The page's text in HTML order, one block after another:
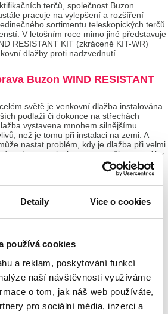
Detaily Více o cookies
používá cookies
a reklam, poskytování funkcí
naší návštěvnosti využíváme
o tom, jak náš web používáte,
pro sociální média, inzerci a
terčů, společnost Buzon
pracuje na vylepšení a rozšíření
sortimentu teleskopických terčů
V letošním roce mimo jiné představuje
RESISTANT KIT (zkráceně KIT-WR)
dlažby proti nadzvednutí.
Buzon WIND RESISTANT
světě je venkovní dlažba instalována
podlaží či dokonce na střechách
vystavena mnohem silnějšímu
než je tomu při instalaci na zemi. A
nastat problém, kdy je dlažba při velmi
a plocha terasy poškozena. Aby
vyvinula společnost Buzon právě
RESISTANT".
souprava WIND RESISTANT
je určena primárně
WIND RESISTANT KIT
3,5 cm či 5 cm se přišroubuje přes rohy
terče a zajistí tak dlažbu proti